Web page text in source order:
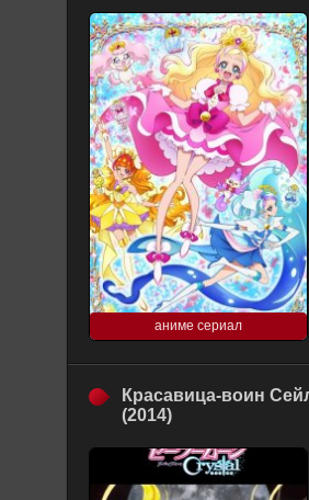
аниме сериал
Красавица-воин
(2014)